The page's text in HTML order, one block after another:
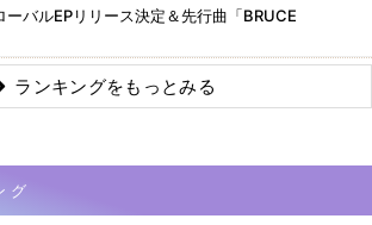
バルEPリリース決定＆先行曲「BRUCE
ランキングをもっとみる
グ